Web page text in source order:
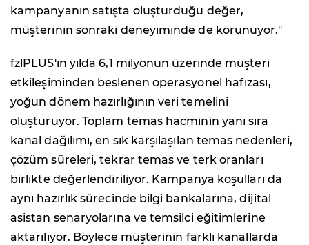
kampanyanın satışta oluşturduğu değer,
müşterinin sonraki deneyiminde de korunuyor."
fzlPLUS'ın yılda 6,1 milyonun üzerinde müşteri
etkileşiminden beslenen operasyonel hafızası,
yoğun dönem hazırlığının veri temelini
oluşturuyor. Toplam temas hacminin yanı sıra
kanal dağılımı, en sık karşılaşılan temas nedenleri,
çözüm süreleri, tekrar temas ve terk oranları
birlikte değerlendiriliyor. Kampanya koşulları da
aynı hazırlık sürecinde bilgi bankalarına, dijital
asistan senaryolarına ve temsilci eğitimlerine
aktarılıyor. Böylece müşterinin farklı kanallarda